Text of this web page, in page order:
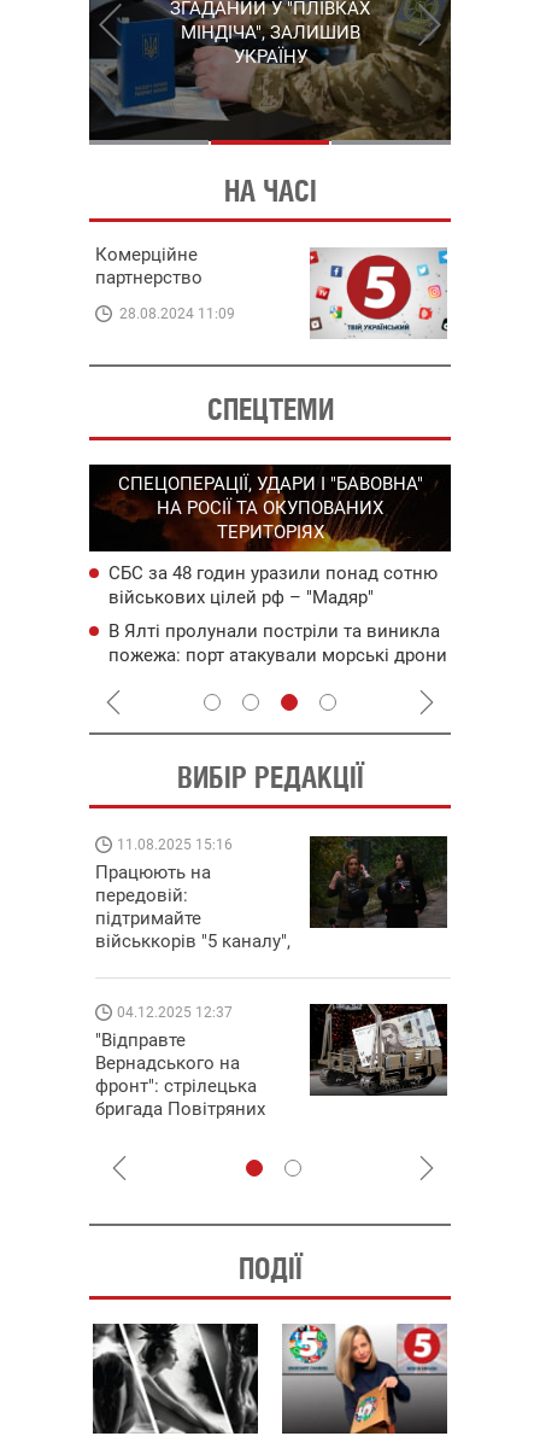
ВИЙШЛО НА ОДНОГО З
КЕРІВНИКІВ КОРУПЦІЙНОЇ
СХЕМИ В ЕНЕРГЕТИЦІ
ЗГАДАНИЙ У "ПЛІВКАХ
МІНДІЧА", ЗАЛИШИВ
УКРАЇНУ
РОЗКРИЛО ЗЛОЧИННУ
ОРГАНІЗАЦІЮ В
ЕНЕРГЕТИЦІ
НА ЧАСІ
Комерційне
партнерство
28.08.2024 11:09
СПЕЦТЕМИ
СПЕЦОПЕРАЦІЇ, УДАРИ І "БАВОВНА"
НА РОСІЇ ТА ОКУПОВАНИХ
ТЕРИТОРІЯХ
СБС за 48 годин уразили понад сотню
військових цілей рф – "Мадяр"
В Ялті пролунали постріли та виникла
пожежа: порт атакували морські дрони
ВИБІР РЕДАКЦІЇ
11.08.2025 15:16
Працюють на
передовій:
підтримайте
військкорів "5 каналу",
напрямках фронту
04.12.2025 12:37
"Відправте
Вернадського на
фронт": стрілецька
бригада Повітряних
НРК Numo
ПОДІЇ